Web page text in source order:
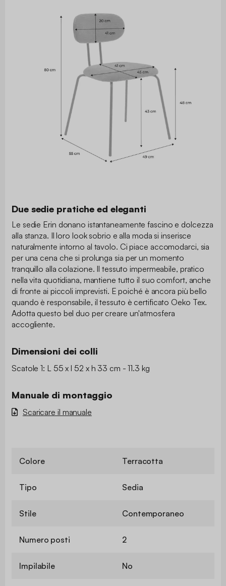
Due sedie pratiche ed eleganti
Le sedie Erin donano istantaneamente fascino e dolcezza
alla stanza. Il loro look sobrio e alla moda si inserisce
naturalmente intorno al tavolo. Ci piace accomodarci, sia
per una cena che si prolunga sia per un momento
tranquillo alla colazione. Il tessuto impermeabile, pratico
nella vita quotidiana, mantiene tutto il suo comfort, anche
di fronte ai piccoli imprevisti. E poiché è ancora più bello
quando è responsabile, il tessuto è certificato Oeko Tex.
Adotta questo bel duo per creare un'atmosfera
accogliente.
Dimensioni dei colli
Scatole 1: L 55 x l 52 x h 33 cm - 11.3 kg
Manuale di montaggio
Scaricare il manuale
Colore Terracotta
Tipo Sedia
Stile Contemporaneo
Numero posti 2
Impilabile No